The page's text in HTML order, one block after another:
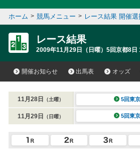
ホーム > 競馬メニュー > レース結果 開催選
レース結果
2009年11月29日（日曜）5回京都8日
開催お知らせ 出馬表 オッズ
11月28日 （土曜） 5回東
11月29日 （日曜） 5回東